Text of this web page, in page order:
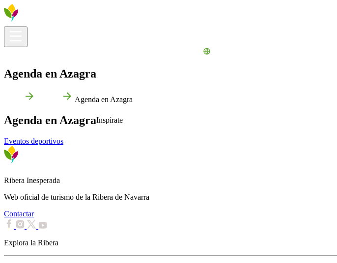
Agenda en Azagra
Agenda en Azagra
Agenda en AzagraInspírate
Eventos deportivos
Ribera Inesperada
Web oficial de turismo de la Ribera de Navarra
Contactar
Explora la Ribera